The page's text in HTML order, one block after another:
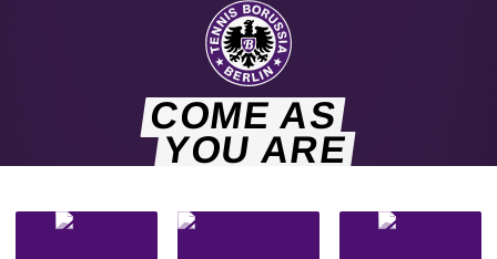
COME AS
YOU ARE